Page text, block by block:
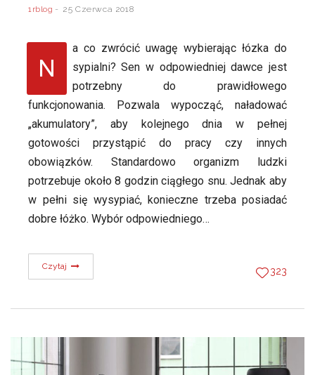
1rblog 25 Czerwca 2018
N
a co zwrócić uwagę wybierając łózka do
sypialni? Sen w odpowiedniej dawce jest
potrzebny do prawidłowego
funkcjonowania. Pozwala wypocząć, naładować
„akumulatory”, aby kolejnego dnia w pełnej
gotowości przystąpić do pracy czy innych
obowiązków. Standardowo organizm ludzki
potrzebuje około 8 godzin ciągłego snu. Jednak aby
w pełni się wysypiać, konieczne trzeba posiadać
dobre łóżko. Wybór odpowiedniego…
Czytaj 323